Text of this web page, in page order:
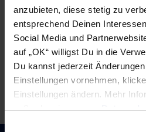
anzubieten, diese stetig zu
entsprechend Deinen
Social Media und
auf „OK“ willigst Du in die
Du kannst jederzeit
Einstellungen vornehmen,
Einstellungen ändern. Mehr
außerdem in unserer
Einwilligungsauswahl
auf
Rang